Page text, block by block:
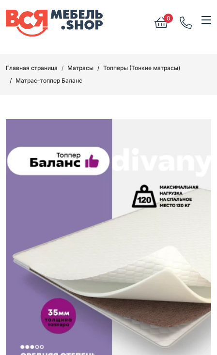
0
Главная страница Матрасы
Топперы (Тонкие матрасы)
Матрас–топпер Баланс